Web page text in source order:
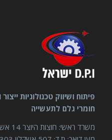
פיתוח ושיווק טכנולוגיות
חומרי גלם לתעשייה
משרד ראשי: חוצות היוצר 14 אשקלון